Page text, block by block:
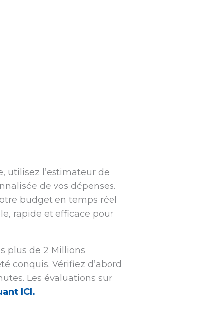
utilisez l’estimateur de
de vos dépenses.
budget en temps réel
rapide et efficace pour
plus de 2 Millions
conquis. Vérifiez d’abord
Les évaluations sur
ICI.